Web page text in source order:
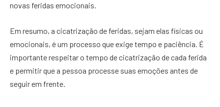
novas feridas emocionais.
Em resumo, a cicatrização de feridas, sejam elas físicas ou
emocionais, é um processo que exige tempo e paciência. É
importante respeitar o tempo de cicatrização de cada ferida
e permitir que a pessoa processe suas emoções antes de
seguir em frente.